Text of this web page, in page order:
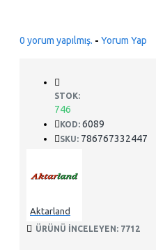
0 yorum yapılmış. - Yorum Yap
STOK:
746
KOD: 6089
SKU: 786767332447
Aktarland
ÜRÜNÜ INCELEYEN: 7712